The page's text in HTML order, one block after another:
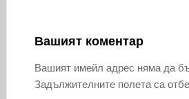
Вашият коментар
Вашият имейл адрес няма да
Задължителните полета са